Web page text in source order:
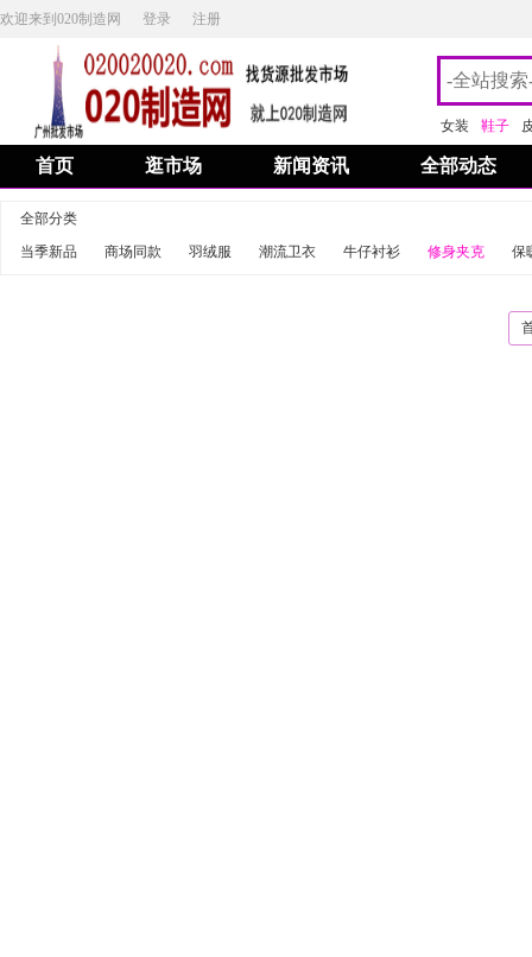
欢迎来到020制造网 登录 注册
女装 鞋子
首页 逛市场 新闻资讯 全部动态
全部分类
当季新品
商场同款 羽绒服 潮流卫衣 牛仔衬衫 修身夹克 保